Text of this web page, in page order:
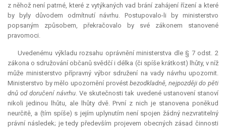
z něhož není patrné, které z vytýkaných vad brání zahájení řízení a které
by byly důvodem odmítnutí návrhu. Postupovalo-li by ministerstvo
popsaným způsobem, překračovalo by své zákonem stanovené
pravomoci.
Uvedenému výkladu rozsahu oprávnění ministerstva dle § 7 odst. 2
zákona o sdružování občanů svědčí i délka (či spíše krátkost) lhůty, v níž
může ministerstvo přípravný výbor sdružení na vady návrhu upozornit.
Ministerstvo by mělo upozornění provéstbezodkladně, nejpozději do pěti
dnů od doručení návrhu. Ve skutečnosti tak uvedené ustanovení stanoví
nikoli jedinou lhůtu, ale lhůty dvě. První z nich je stanovena poněkud
neurčitě, a (tím spíše) s jejím uplynutím není spojen žádný nezvratitelný
právní následek; je tedy především projevem obecných zásad činnosti